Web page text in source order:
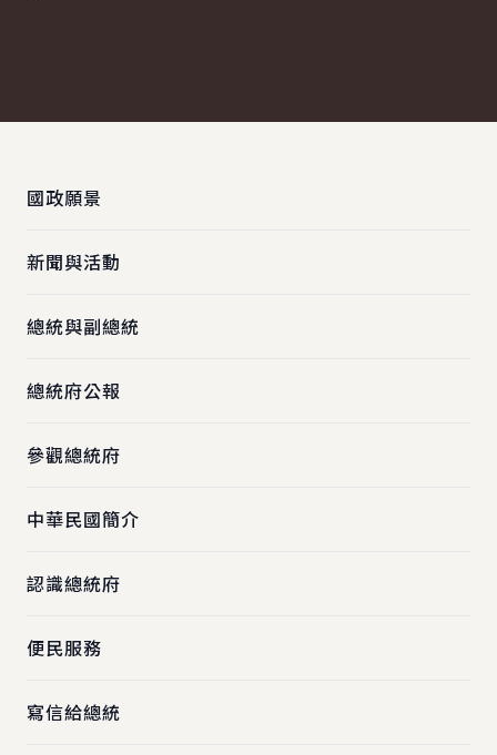
國政願景
新聞與活動
總統與副總統
總統府公報
參觀總統府
中華民國簡介
認識總統府
便民服務
寫信給總統